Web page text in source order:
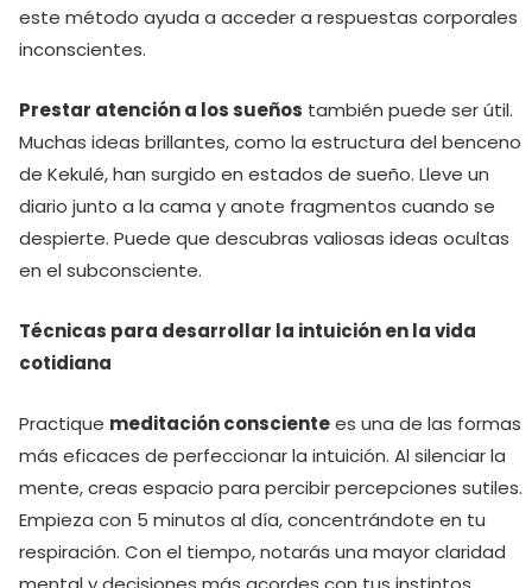
este método ayuda a acceder a respuestas corporales
inconscientes.
Prestar atención a los sueños también puede ser útil.
Muchas ideas brillantes, como la estructura del benceno
de Kekulé, han surgido en estados de sueño. Lleve un
diario junto a la cama y anote fragmentos cuando se
despierte. Puede que descubras valiosas ideas ocultas
en el subconsciente.
Técnicas para desarrollar la intuición en la vida
cotidiana
Practique meditación conscientees una de las formas
más eficaces de perfeccionar la intuición. Al silenciar la
mente, creas espacio para percibir percepciones sutiles.
Empieza con 5 minutos al día, concentrándote en tu
respiración. Con el tiempo, notarás una mayor claridad